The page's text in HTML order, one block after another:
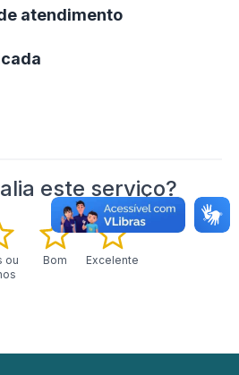
atendimento
este serviço?
ou
Bom Excelente